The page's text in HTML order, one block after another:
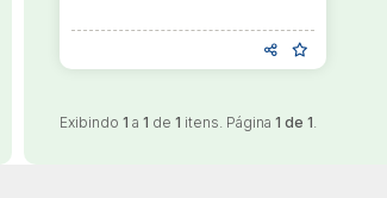
Exibindo 1 a 1 de 1 itens. Página 1 de 1.